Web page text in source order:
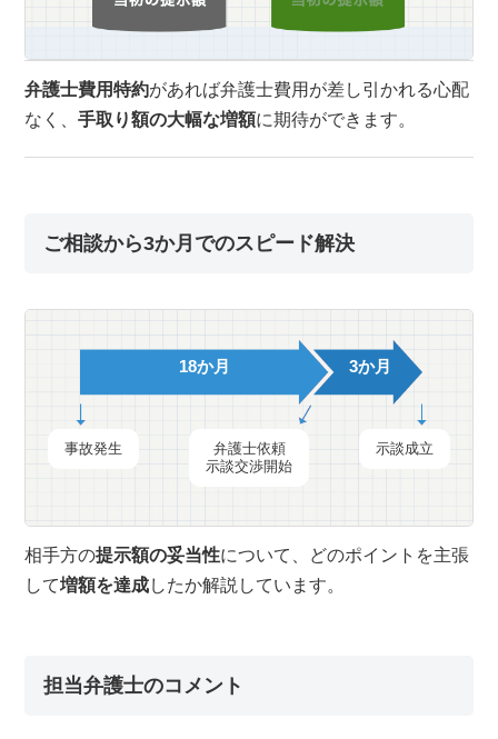
弁護士費用特約があれば弁護士費用が差し引かれる心配
なく、手取り額の大幅な増額に期待ができます。
ご相談から3か月でのスピード解決
18か月 3か月
事故発生
弁護士依頼
示談交渉開始
示談成立
相手方の提示額の妥当性について、どのポイントを主張
して増額を達成したか解説しています。
担当弁護士のコメント